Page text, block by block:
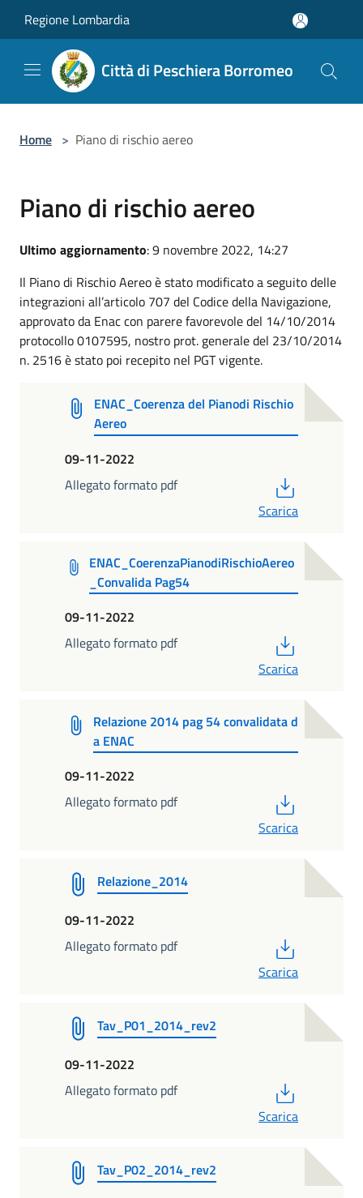
Regione Lombardia
Città di Peschiera Borromeo
Home > Piano di rischio aereo
Piano di rischio aereo
Ultimo aggiornamento: 9 novembre 2022, 14:27
Il Piano di Rischio Aereo è stato modificato a seguito delle
integrazioni all’articolo 707 del Codice della Navigazione,
approvato da Enac con parere favorevole del 14/10/2014
protocollo 0107595, nostro prot. generale del 23/10/2014
n. 2516 è stato poi recepito nel PGT vigente.
ENAC_Coerenza del Pianodi Rischio
Aereo
09-11-2022
Allegato formato pdf
Scarica
ENAC_CoerenzaPianodiRischioAereo
_Convalida Pag54
09-11-2022
Allegato formato pdf
Scarica
Relazione 2014 pag 54 convalidata d
a ENAC
09-11-2022
Allegato formato pdf
Scarica
Relazione_2014
09-11-2022
Allegato formato pdf
Scarica
Tav_P01_2014_rev2
09-11-2022
Allegato formato pdf
Scarica
Tav_P02_2014_rev2